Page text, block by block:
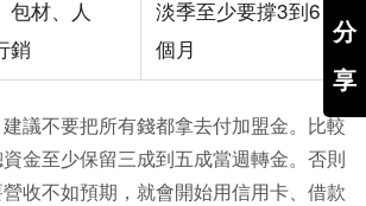
包材、人
銷
淡季至少要撐3到6
個月
議不要把所有錢都拿去付加盟金。比較
金至少保留三成到五成當週轉金。否則
收不如預期，就會開始用信用卡、借款
分
享